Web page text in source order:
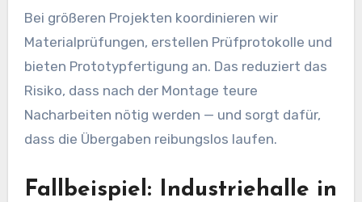
Bei größeren Projekten koordinieren wir
Materialprüfungen, erstellen Prüfprotokolle und
bieten Prototypfertigung an. Das reduziert das
Risiko, dass nach der Montage teure
Nacharbeiten nötig werden — und sorgt dafür,
dass die Übergaben reibungslos laufen.
Fallbeispiel: Industriehalle in